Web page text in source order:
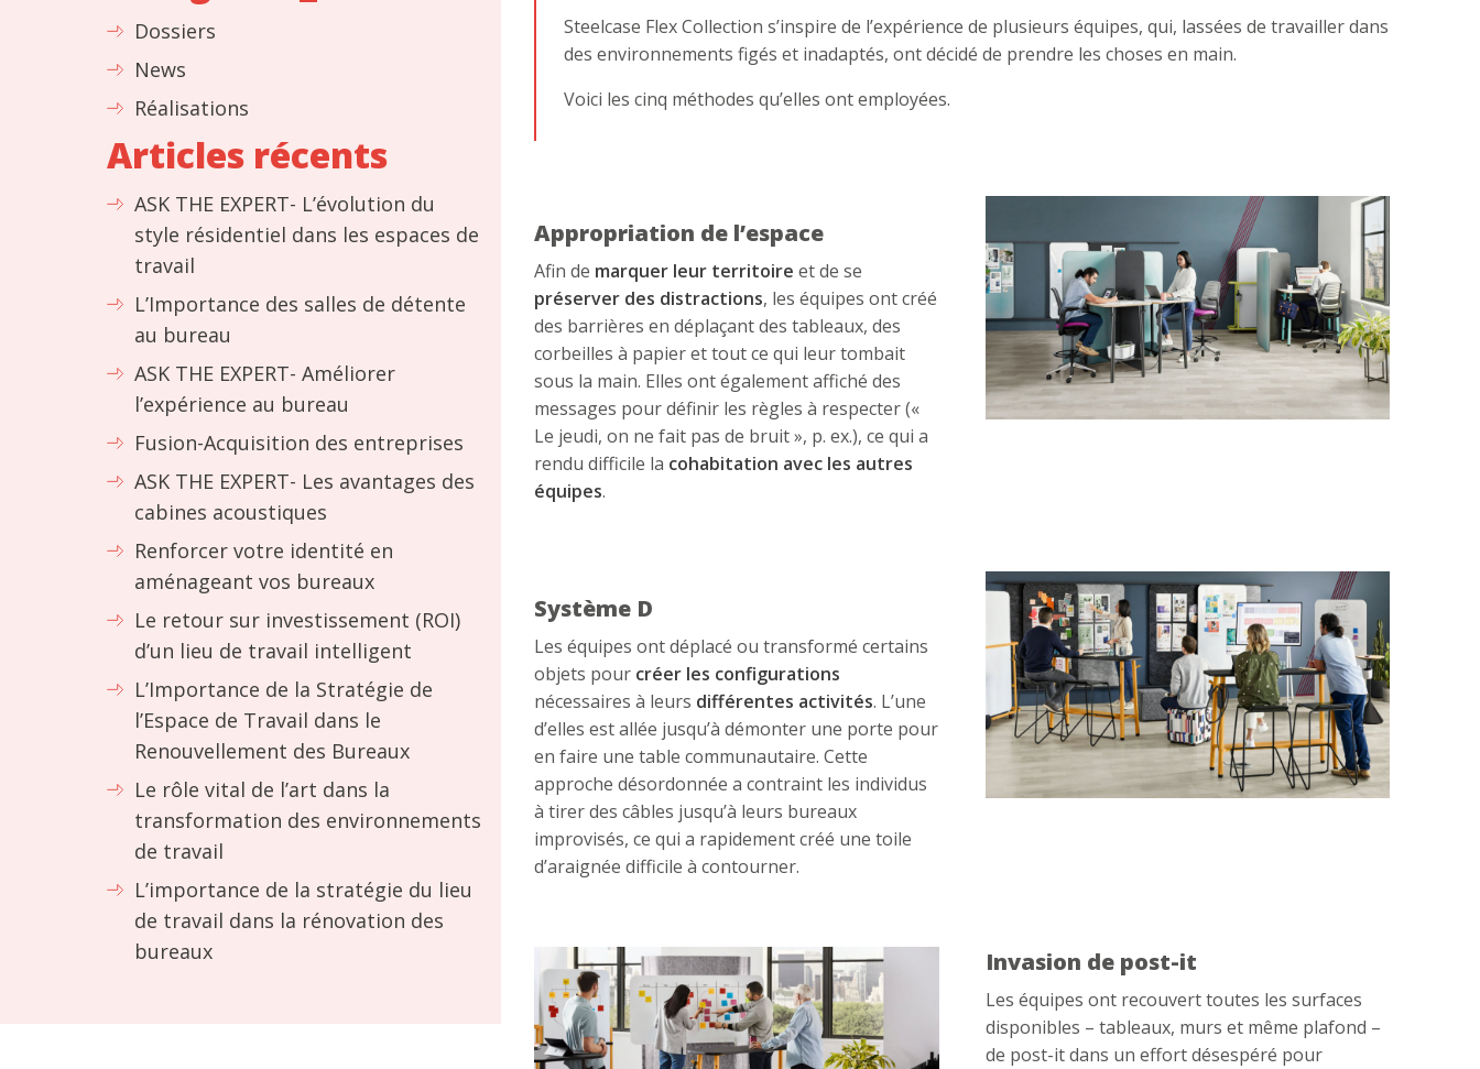
Dossiers
News
Réalisations
Articles récents
ASK THE EXPERT- L’évolution du
style résidentiel dans les espaces de
travail
L’Importance des salles de détente
au bureau
ASK THE EXPERT- Améliorer
l’expérience au bureau
Fusion-Acquisition des entreprises
ASK THE EXPERT- Les avantages des
cabines acoustiques
Renforcer votre identité en
aménageant vos bureaux
Le retour sur investissement (ROI)
d’un lieu de travail intelligent
L’Importance de la Stratégie de
l’Espace de Travail dans le
Renouvellement des Bureaux
Le rôle vital de l’art dans la
transformation des environnements
de travail
L’importance de la stratégie du lieu
de travail dans la rénovation des
bureaux
Steelcase Flex Collection s’inspire de l’expérience de plusieurs équipes, qui, lassées de travailler dans
des environnements figés et inadaptés, ont décidé de prendre les choses en main.
Voici les cinq méthodes qu’elles ont employées.
Appropriation de l’espace
Afin de marquer leur territoire et de se
préserver des distractions, les équipes ont créé
des barrières en déplaçant des tableaux, des
corbeilles à papier et tout ce qui leur tombait
sous la main. Elles ont également affiché des
messages pour définir les règles à respecter («
Le jeudi, on ne fait pas de bruit », p. ex.), ce qui a
rendu difficile la cohabitation avec les autres
équipes.
Système D
Les équipes ont déplacé ou transformé certains
objets pour créer les configurations
nécessaires à leurs différentes activités. L’une
d’elles est allée jusqu’à démonter une porte pour
en faire une table communautaire. Cette
approche désordonnée a contraint les individus
à tirer des câbles jusqu’à leurs bureaux
improvisés, ce qui a rapidement créé une toile
d’araignée difficile à contourner.
Invasion de post-it
Les équipes ont recouvert toutes les surfaces
disponibles – tableaux, murs et même plafond –
de post-it dans un effort désespéré pour